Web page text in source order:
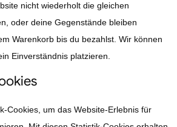
nicht wiederholt die gleichen
oder deine Gegenstände bleiben
Warenkorb bis du bezahlst. Wir können
Einverständnis platzieren.
Cookies, um das Website-Erlebnis für